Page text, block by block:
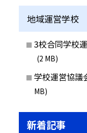
地域運営学校
3校合同学校
(2 MB)
学校運営協議
MB)
新着記事